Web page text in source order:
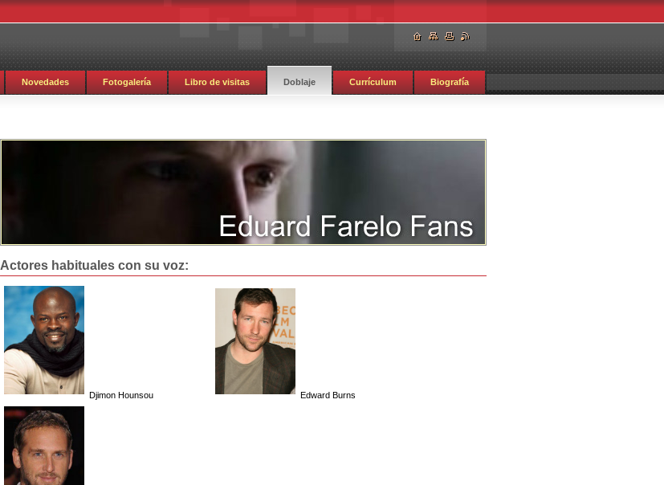
Novedades Fotogalería Libro de visitas Doblaje Currículum Biografía
Actores habituales con su voz:
Djimon Hounsou Edward Burns